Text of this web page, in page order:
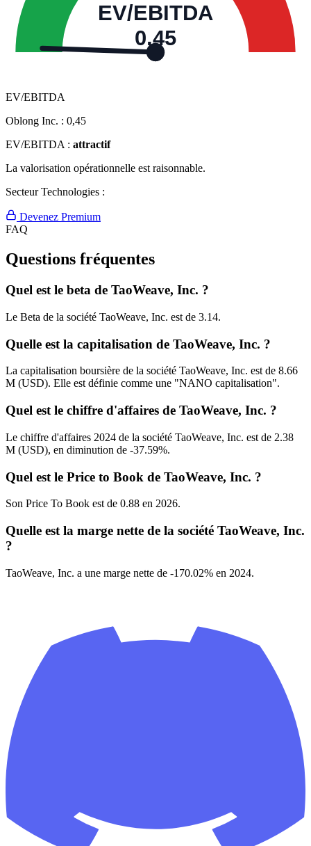
EV/EBITDA
0,45
EV/EBITDA
Oblong Inc. : 0,45
EV/EBITDA : attractif
La valorisation opérationnelle est raisonnable.
Secteur Technologies :
Devenez Premium
FAQ
Questions fréquentes
Quel est le beta de TaoWeave, Inc. ?
Le Beta de la société TaoWeave, Inc. est de 3.14.
Quelle est la capitalisation de TaoWeave, Inc. ?
La capitalisation boursière de la société TaoWeave, Inc. est de 8.66
M (USD). Elle est définie comme une "NANO capitalisation".
Quel est le chiffre d'affaires de TaoWeave, Inc. ?
Le chiffre d'affaires 2024 de la société TaoWeave, Inc. est de 2.38
M (USD), en diminution de -37.59%.
Quel est le Price to Book de TaoWeave, Inc. ?
Son Price To Book est de 0.88 en 2026.
Quelle est la marge nette de la société TaoWeave, Inc.
?
TaoWeave, Inc. a une marge nette de -170.02% en 2024.